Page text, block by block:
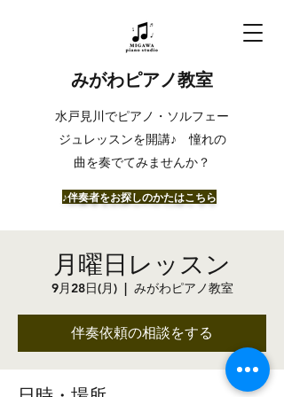
みがわピアノ教室
​水戸見川でピアノ・ソルフェー
ジュレッスンを開講♪ 憧れの
曲を奏でてみませんか？
​♪伴奏者をお探しのかたはこちら
月曜日レッスン
9月28日(月)
  |
みがわピアノ教室
伴奏依頼の相談をする